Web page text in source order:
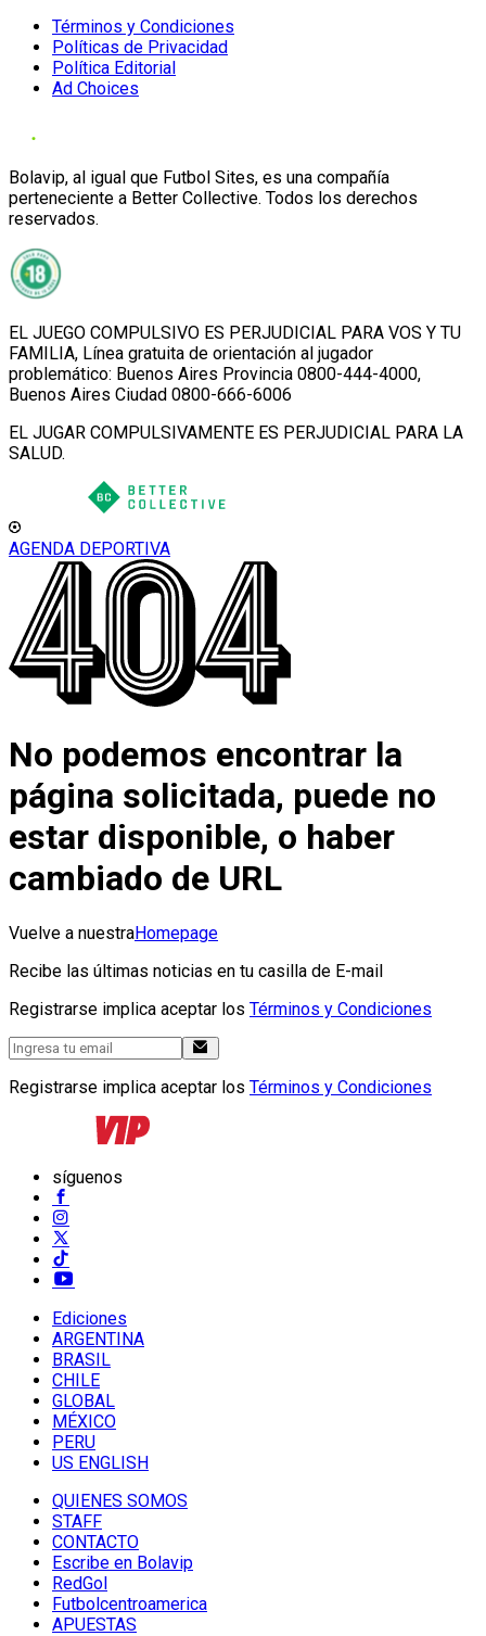
Términos y Condiciones
Políticas de Privacidad
Política Editorial
Ad Choices
Bolavip, al igual que Futbol Sites, es una compañía
perteneciente a Better Collective. Todos los derechos
reservados.
EL JUEGO COMPULSIVO ES PERJUDICIAL PARA VOS Y TU
FAMILIA, Línea gratuita de orientación al jugador
problemático: Buenos Aires Provincia 0800-444-4000,
Buenos Aires Ciudad 0800-666-6006
EL JUGAR COMPULSIVAMENTE ES PERJUDICIAL PARA LA
SALUD.
AGENDA DEPORTIVA
No podemos encontrar la
página solicitada, puede no
estar disponible, o haber
cambiado de URL
Vuelve a nuestraHomepage
Recibe las últimas noticias en tu casilla de E-mail
Registrarse implica aceptar los Términos y Condiciones
Registrarse implica aceptar los Términos y Condiciones
síguenos
Ediciones
ARGENTINA
BRASIL
CHILE
GLOBAL
MÉXICO
PERU
US ENGLISH
QUIENES SOMOS
STAFF
CONTACTO
Escribe en Bolavip
RedGol
Futbolcentroamerica
APUESTAS